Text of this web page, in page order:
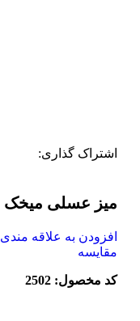
اشتراک گذاری:
میز عسلی میخک
افزودن به علاقه مندی
مقایسه
کد مخصول: 2502